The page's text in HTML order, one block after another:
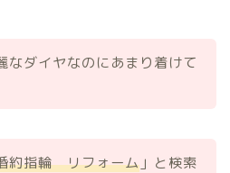
なダイヤなのにあまり着けて
約指輪 リフォーム」と検索